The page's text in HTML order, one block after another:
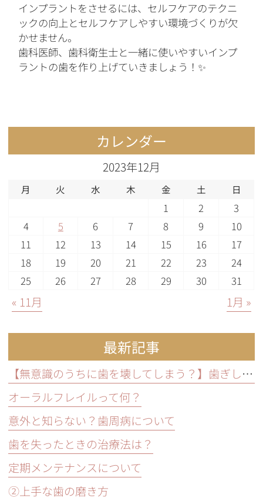
インプラントをさせるには、セルフケアのテクニ
ックの向上とセルフケアしやすい環境づくりが欠
かせません。
歯科医師、歯科衛生士と一緒に使いやすいインプ
ラントの歯を作り上げていきましょう！✨
カレンダー
2023年12月
月 火 水 木 金 土 日
1 2
3
4
5 6 7 8 9
10
11
12 13 14 15 16
17
18
19 20 21 22 23
24
25
26 27 28 29 30 31
« 11月 1月 »
最新記事
【無意識のうちに歯を壊してしまう？】歯ぎしり・食いしばりの原因と放置するリスクと予防方法
オーラルフレイルって何？
意外と知らない？歯周病について
歯を失ったときの治療法は？
定期メンテナンスについて
②上手な歯の磨き方